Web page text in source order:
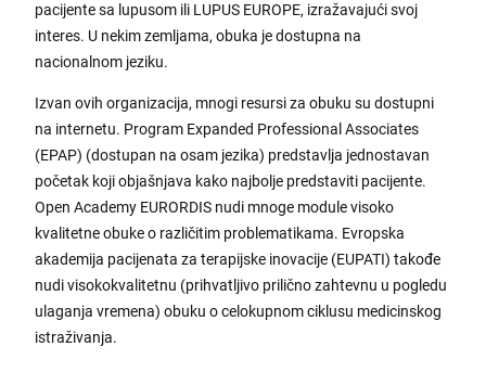
pacijente sa lupusom ili LUPUS EUROPE, izražavajući svoj
interes. U nekim zemljama, obuka je dostupna na
nacionalnom jeziku.
Izvan ovih organizacija, mnogi resursi za obuku su dostupni
na internetu. Program Expanded Professional Associates
(EPAP) (dostupan na osam jezika) predstavlja jednostavan
početak koji objašnjava kako najbolje predstaviti pacijente.
Open Academy EURORDIS nudi mnoge module visoko
kvalitetne obuke o različitim problematikama. Evropska
akademija pacijenata za terapijske inovacije (EUPATI) takođe
nudi visokokvalitetnu (prihvatljivo prilično zahtevnu u pogledu
ulaganja vremena) obuku o celokupnom ciklusu medicinskog
istraživanja.